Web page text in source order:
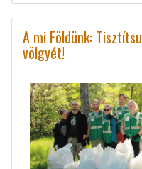
A mi Földünk:
völgyét!